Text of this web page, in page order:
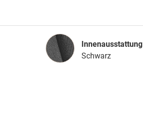
Innenausstattung
Innenausstattung
Schwarz